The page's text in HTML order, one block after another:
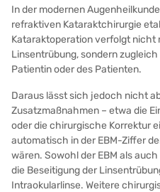
In der modernen
refraktiven Kataraktchirurgie
Kataraktoperation verfolgt nicht
Linsentrübung, sondern
Patientin oder des Patienten.
Daraus lässt sich jedoch nicht
Zusatzmaßnahmen – etwa die
oder die chirurgische Korrektur
automatisch in der EBM-Ziffer
wären. Sowohl der EBM als
die Beseitigung der
Intraokularlinse. Weitere